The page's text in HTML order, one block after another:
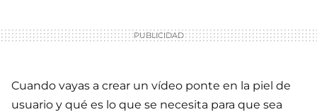
Cuando vayas a crear un vídeo ponte en la piel de
usuario y qué es lo que se necesita para que sea